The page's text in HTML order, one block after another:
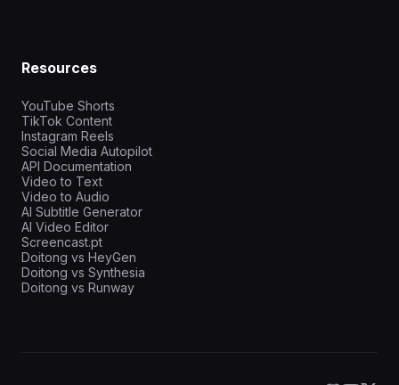
Resources
YouTube Shorts
TikTok Content
Instagram Reels
Social Media Autopilot
API Documentation
Video to Text
Video to Audio
AI Subtitle Generator
AI Video Editor
Screencast.pt
Doitong vs HeyGen
Doitong vs Synthesia
Doitong vs Runway